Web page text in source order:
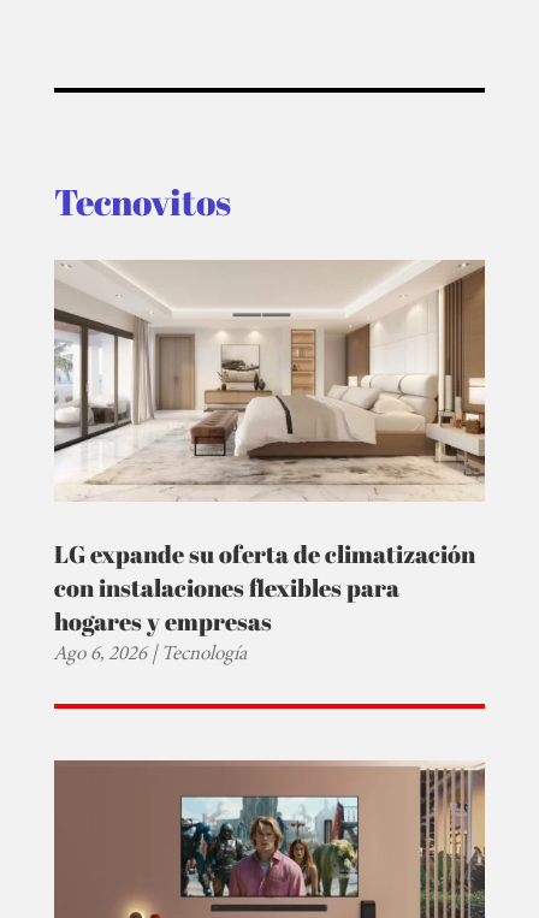
Tecnovitos
LG expande su oferta de climatización
con instalaciones flexibles para
hogares y empresas
Ago 6, 2026|Tecnología